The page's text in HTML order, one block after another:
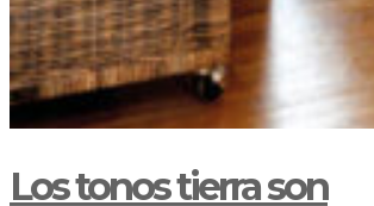
Los tonos tierra son